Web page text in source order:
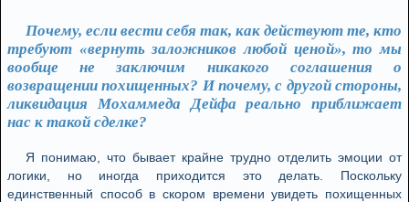
Почему, если вести себя так, как действуют те, кто
требуют «вернуть заложников любой ценой», то мы
вообще не заключим никакого соглашения о
возвращении похищенных? И почему, с другой стороны,
ликвидация Мохаммеда Дейфа реально приближает
нас к такой сделке?
Я понимаю, что бывает крайне трудно отделить эмоции от
логики, но иногда приходится это делать. Поскольку
единственный способ в скором времени увидеть похищенных